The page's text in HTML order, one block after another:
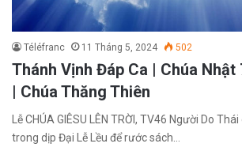
Téléfranc 11 Tháng 5, 2024 502
Thánh Vịnh Đáp Ca | Chúa Nhật
| Chúa Thăng Thiên
Lễ CHÚA GIÊSU LÊN TRỜI, TV46 Người Do
trong dịp Đại Lễ Lều để rước sách…